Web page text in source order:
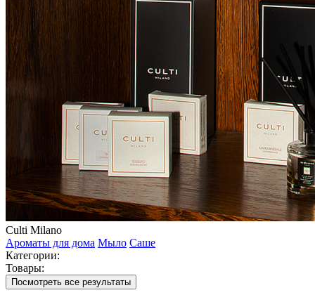
Culti Milano
Ароматы для дома Мыло Саше
Категории:
Товары:
Посмотреть все результаты